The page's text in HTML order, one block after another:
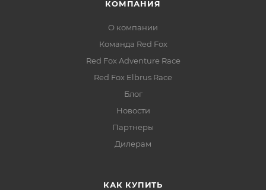
КОМПАНИЯ
О компании
Команда Red Fox
Red Fox Adventure Race
Red Fox Elbrus Race
Блог
Новости
Партнеры
Дилерам
КАК КУПИТЬ